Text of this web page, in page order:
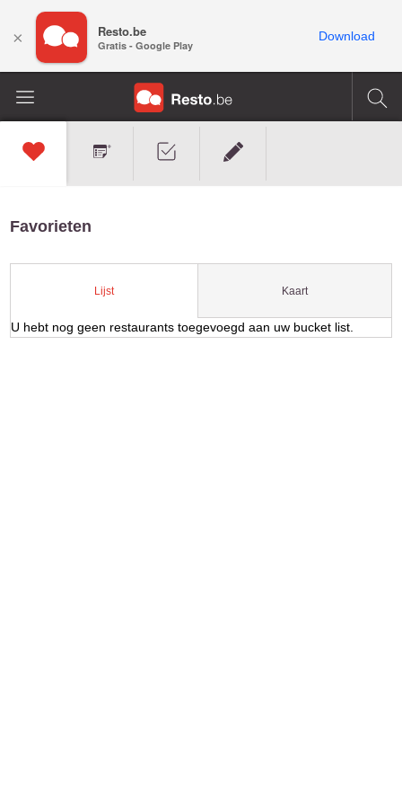
Favorieten
Lijst Kaart
U hebt nog geen restaurants toegevoegd aan uw bucket list.
× Resto.be
Gratis - Google Play
Download